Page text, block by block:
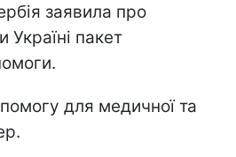
заявила про
Україні пакет
для медичної та